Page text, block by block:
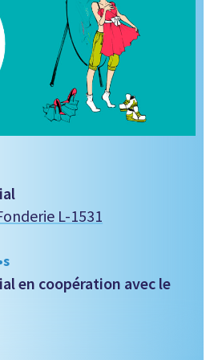
L-1531
en coopération avec le